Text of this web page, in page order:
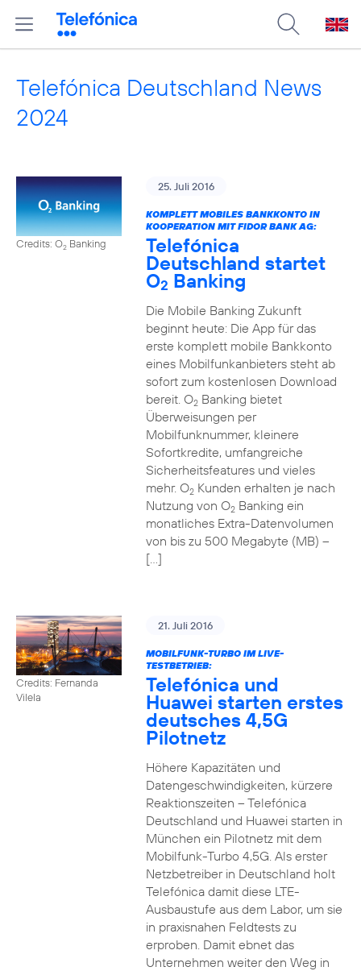
Telefónica Deutschland News
2024
Credits: O2 Banking
25. Juli 2016
KOMPLETT MOBILES BANKKONTO IN
KOOPERATION MIT FIDOR BANK AG:
Telefónica
Deutschland startet
O2 Banking
Die Mobile Banking Zukunft
beginnt heute: Die App für das
erste komplett mobile Bankkonto
eines Mobilfunkanbieters steht ab
sofort zum kostenlosen Download
bereit. O2Banking bietet
Überweisungen per
Mobilfunknummer, kleinere
Sofortkredite, umfangreiche
Sicherheitsfeatures und vieles
mehr. O2Kunden erhalten je nach
Nutzung von O2Banking ein
monatliches Extra-Datenvolumen
von bis zu 500 Megabyte (MB) –
[…]
Credits: Fernanda
Vilela
21. Juli 2016
MOBILFUNK-TURBO IM LIVE-
TESTBETRIEB:
Telefónica und
Huawei starten erstes
deutsches 4,5G
Pilotnetz
Höhere Kapazitäten und
Datengeschwindigkeiten, kürzere
Reaktionszeiten – Telefónica
Deutschland und Huawei starten in
München ein Pilotnetz mit dem
Mobilfunk-Turbo 4,5G. Als erster
Netzbetreiber in Deutschland holt
Telefónica damit diese LTE-
Ausbaustufe aus dem Labor, um sie
in praxisnahen Feldtests zu
erproben. Damit ebnet das
Unternehmen weiter den Weg in